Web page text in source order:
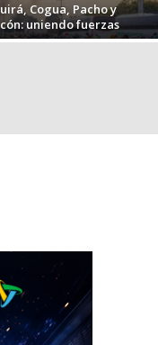
Cogua, Pacho y
uniendo fuerzas